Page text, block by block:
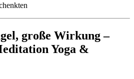
große Wirkung –
Yoga &